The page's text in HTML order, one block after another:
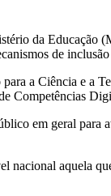
da Educação
de
a Ciência e a
Competências
em geral para
nacional aquela